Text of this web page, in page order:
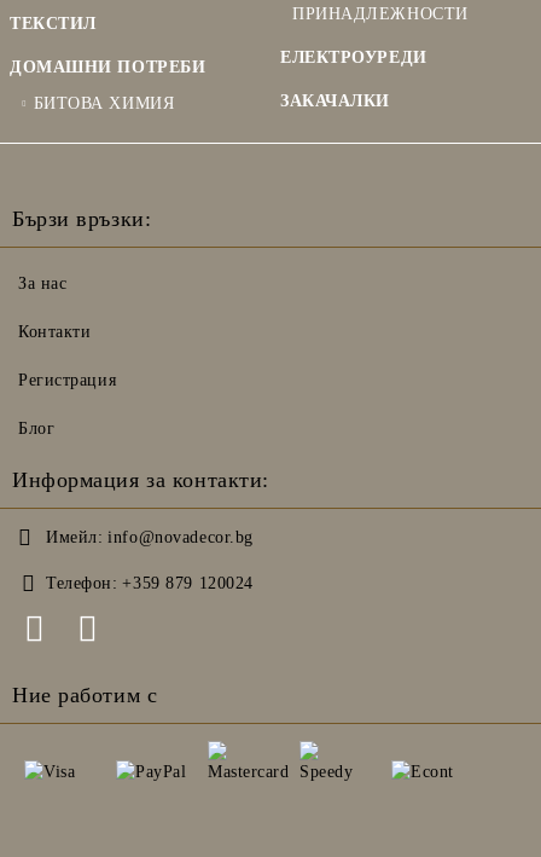
ТЕКСТИЛ
ДОМАШНИ ПОТРЕБИ
БИТОВА ХИМИЯ
ПРИНАДЛЕЖНОСТИ
ЕЛЕКТРОУРЕДИ
ЗАКАЧАЛКИ
Бързи връзки:
За нас
Контакти
Регистрация
Блог
Информация за контакти:
Имейл: info@novadecor.bg
Телефон: +359 879 120024
Ние работим с